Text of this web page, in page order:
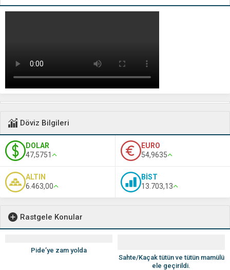
Döviz Bilgileri
DOLAR
47,5751
EURO
54,9635
ALTIN
6.463,00
BİST
13.703,13
Rastgele Konular
Pide’ye zam yolda
Sahte/Kaçak tütün ve tütün mamülü
ele geçirildi.